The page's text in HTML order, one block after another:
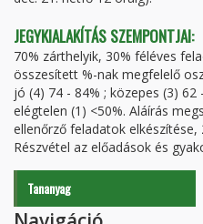
JEGYKIALAKÍTÁS SZEMPONTJAI:
70% zárthelyik, 30% féléves
összesített %-nak megfelelő
jó (4) 74 - 84% ; közepes (3) 62
elégtelen (1) <50%. Aláírás
ellenőrző feladatok elkészítése,
Részvétel az előadások és
Tananyag